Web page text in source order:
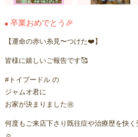
卒業おめでとう🎉
【運命の赤い糸見〜つけた❤️】
皆様に嬉しいご報告です🥰
#トイプードル の
ジャムオ君に
お家が決まりました㊗️
何度もご来店下さり既往症や治療歴を快
☺️